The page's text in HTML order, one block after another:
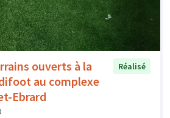
ouverts à la
au complexe
Ebrard
Réalisé